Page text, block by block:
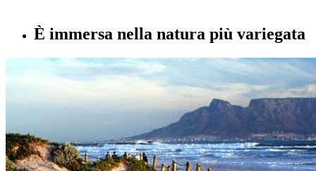
È immersa nella natura più variegata